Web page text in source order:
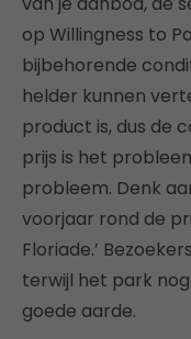
op Willingness to
bijbehorende
helder kunnen
product is, dus de
prijs is het
probleem. Denk
voorjaar rond de
Floriade.’
terwijl het park
goede aarde.